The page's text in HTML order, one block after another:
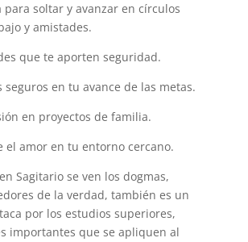
para soltar y avanzar en círculos
y amistades.
que te aporten seguridad.
seguros en tu avance de las metas.
en proyectos de familia.
el amor en tu entorno cercano.
Sagitario se ven los dogmas,
de la verdad, también es un
por los estudios superiores,
importantes que se apliquen al